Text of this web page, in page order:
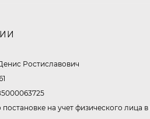
Ростиславович
на учет физического лица